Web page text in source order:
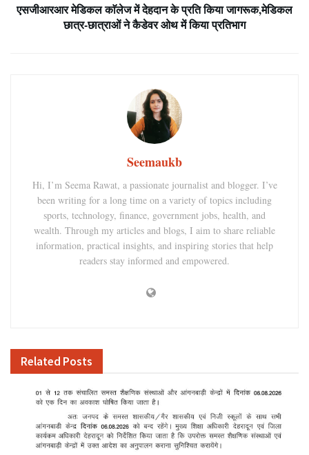
एसजीआरआर मेडिकल काॅलेज में देहदान के प्रति किया जागरूक,मेडिकल
छात्र-छात्राओं ने कैडेवर ओथ में किया प्रतिभाग
Seemaukb
Hi, I’m Seema Rawat, a passionate journalist and blogger. I’ve
been writing for a long time on a variety of topics including
sports, technology, finance, government jobs, health, and
wealth. Through my articles and blogs, I aim to share reliable
information, practical insights, and inspiring stories that help
readers stay informed and empowered.
Related Posts